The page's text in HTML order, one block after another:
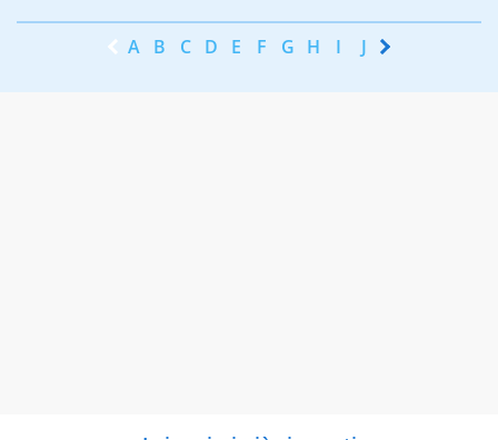
A B C D E F G H I J K